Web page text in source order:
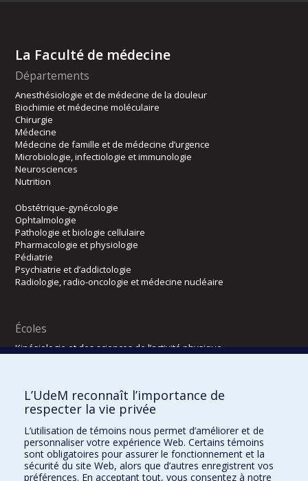
La Faculté de médecine
Départements
Anesthésiologie et de médecine de la douleur
Biochimie et médecine moléculaire
Chirurgie
Médecine
Médecine de famille et de médecine d’urgence
Microbiologie, infectiologie et immunologie
Neurosciences
Nutrition
Obstétrique-gynécologie
Ophtalmologie
Pathologie et biologie cellulaire
Pharmacologie et physiologie
Pédiatrie
Psychiatrie et d’addictologie
Radiologie, radio-oncologie et médecine nucléaire
Écoles
Kinésiologie et des sciences de l’activité physique
Directions
DPC
CPASS
Éthique clinique
L’UdeM reconnaît l’importance de
respecter la vie privée
L’utilisation de témoins nous permet d’améliorer et de
personnaliser votre expérience Web. Certains témoins
sont obligatoires pour assurer le fonctionnement et la
sécurité du site Web, alors que d’autres enregistrent vos
préférences. En acceptant tout, vous consentez à notre